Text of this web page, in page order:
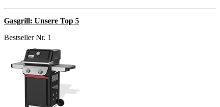
Gasgrill: Unsere Top 5
Bestseller Nr. 1